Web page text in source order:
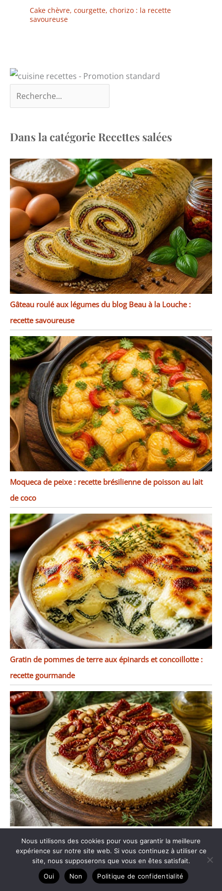
rustique et nostalgique.
Cake chèvre, courgette, chorizo : la recette
savoureuse
Dans la catégorie Recettes salées
Gâteau roulé aux légumes du blog Beau à la Louche :
recette savoureuse
Moqueca de peixe : recette brésilienne de poisson au lait
de coco
Gratin de pommes de terre aux épinards et concoillotte :
recette gourmande
Cheesecake salé : une entrée très fraîche
Nous utilisons des cookies pour vous garantir la meilleure
expérience sur notre site web. Si vous continuez à utiliser ce
site, nous supposerons que vous en êtes satisfait.
Oui
Non Politique de confidentialité